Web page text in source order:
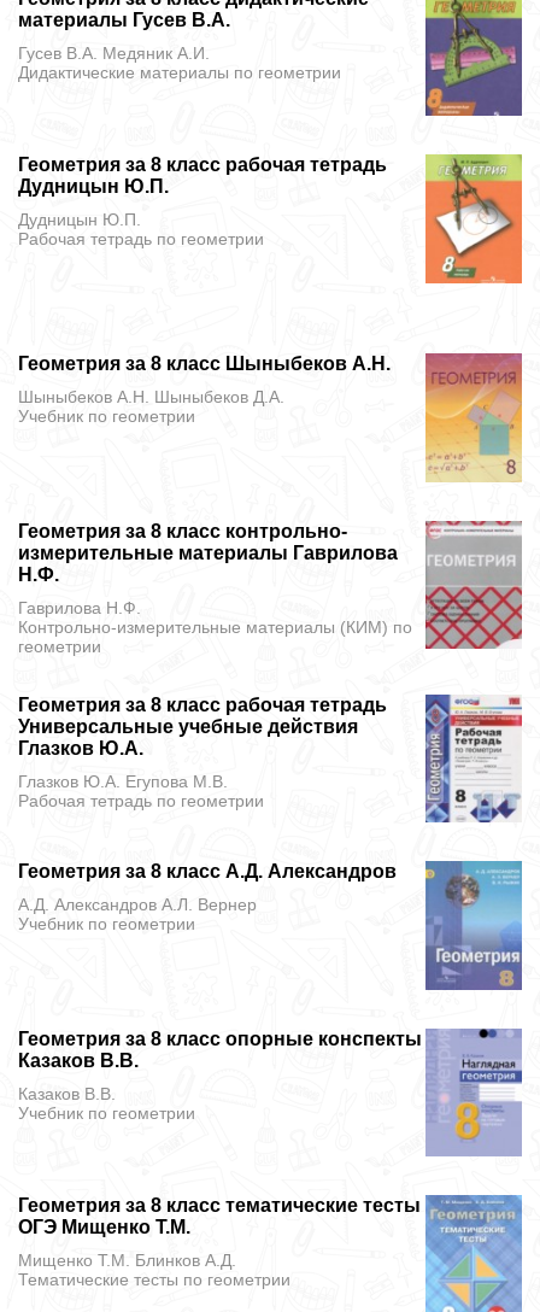
материалы Гусев В.А.
Гусев В.А. Медяник А.И.
Дидактические материалы по геометрии
Геометрия за 8 класс рабочая тетрадь
Дудницын Ю.П.
Дудницын Ю.П.
Рабочая тетрадь по геометрии
Геометрия за 8 класс Шыныбеков А.Н.
Шыныбеков А.Н. Шыныбеков Д.А.
Учебник по геометрии
Геометрия за 8 класс контрольно-
измерительные материалы Гаврилова
Н.Ф.
Гаврилова Н.Ф.
Контрольно-измерительные материалы (КИМ) по
геометрии
Геометрия за 8 класс рабочая тетрадь
Универсальные учебные действия
Глазков Ю.А.
Глазков Ю.А. Егупова М.В.
Рабочая тетрадь по геометрии
Геометрия за 8 класс А.Д. Александров
А.Д. Александров А.Л. Вернер
Учебник по геометрии
Геометрия за 8 класс опорные конспекты
Казаков В.В.
Казаков В.В.
Учебник по геометрии
Геометрия за 8 класс тематические тесты
ОГЭ Мищенко Т.М.
Мищенко Т.М. Блинков А.Д.
Тематические тесты по геометрии